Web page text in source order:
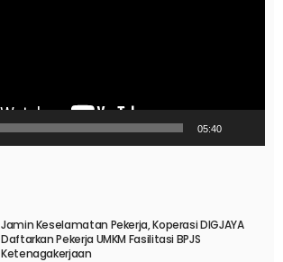
05:40
Jamin Keselamatan Pekerja, Koperasi DIGJAYA
Daftarkan Pekerja UMKM Fasilitasi BPJS
Ketenagakerjaan